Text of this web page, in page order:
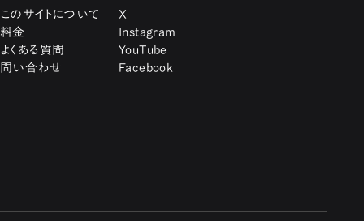
このサイトについて
料金
よくある質問
問い合わせ
X
Instagram
YouTube
Facebook